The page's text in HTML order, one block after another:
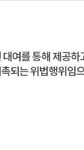
여를 통해 제공하
되는 위법행위임